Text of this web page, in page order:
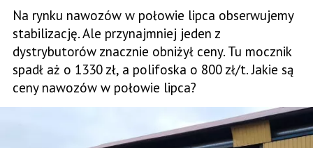
Na rynku nawozów w połowie lipca obserwujemy
stabilizację. Ale przynajmniej jeden z
dystrybutorów znacznie obniżył ceny. Tu mocznik
spadł aż o 1330 zł, a polifoska o 800 zł/t. Jakie są
ceny nawozów w połowie lipca?